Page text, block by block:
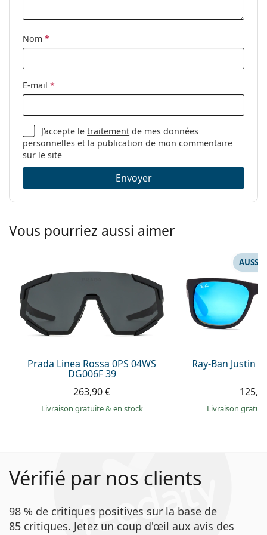
Code:
OO 9406 08 37
Nom *
E-mail *
J’accepte letraitement de mes données
personnelles et la publication de mon commentaire
sur le site
Envoyer
Vous pourriez aussi aimer
Prada Linea Rossa 0PS 04WS
DG006F 39
263,90 €
Livraison gratuite& en stock
Ray-Ban Justin
AUSSI
Livraison
Vérifié par nos clients
98 % de critiques positives sur la base de
85 critiques. Jetez un coup d'œil aux avis des